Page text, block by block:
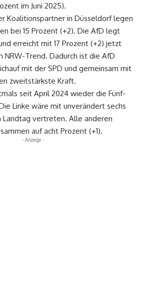
im Juni 2025).
Koalitionspartner in Düsseldorf legen
bei 15 Prozent (+2). Die AfD legt
erreicht mit 17 Prozent (+2) jetzt
NRW-Trend. Dadurch ist die AfD
mit der SPD und gemeinsam mit
zweitstärkste Kraft.
seit April 2024 wieder die Fünf-
Linke wäre mit unverändert sechs
Landtag vertreten. Alle anderen
auf acht Prozent (+1).
- Anzeige -